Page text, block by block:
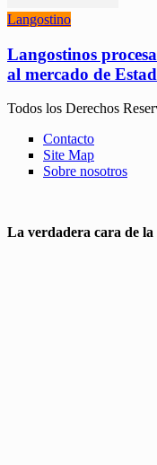
Langostino
Langostinos
al mercado de
Todos los Derechos
Contacto
Site Map
Sobre nosotros
La verdadera cara de la